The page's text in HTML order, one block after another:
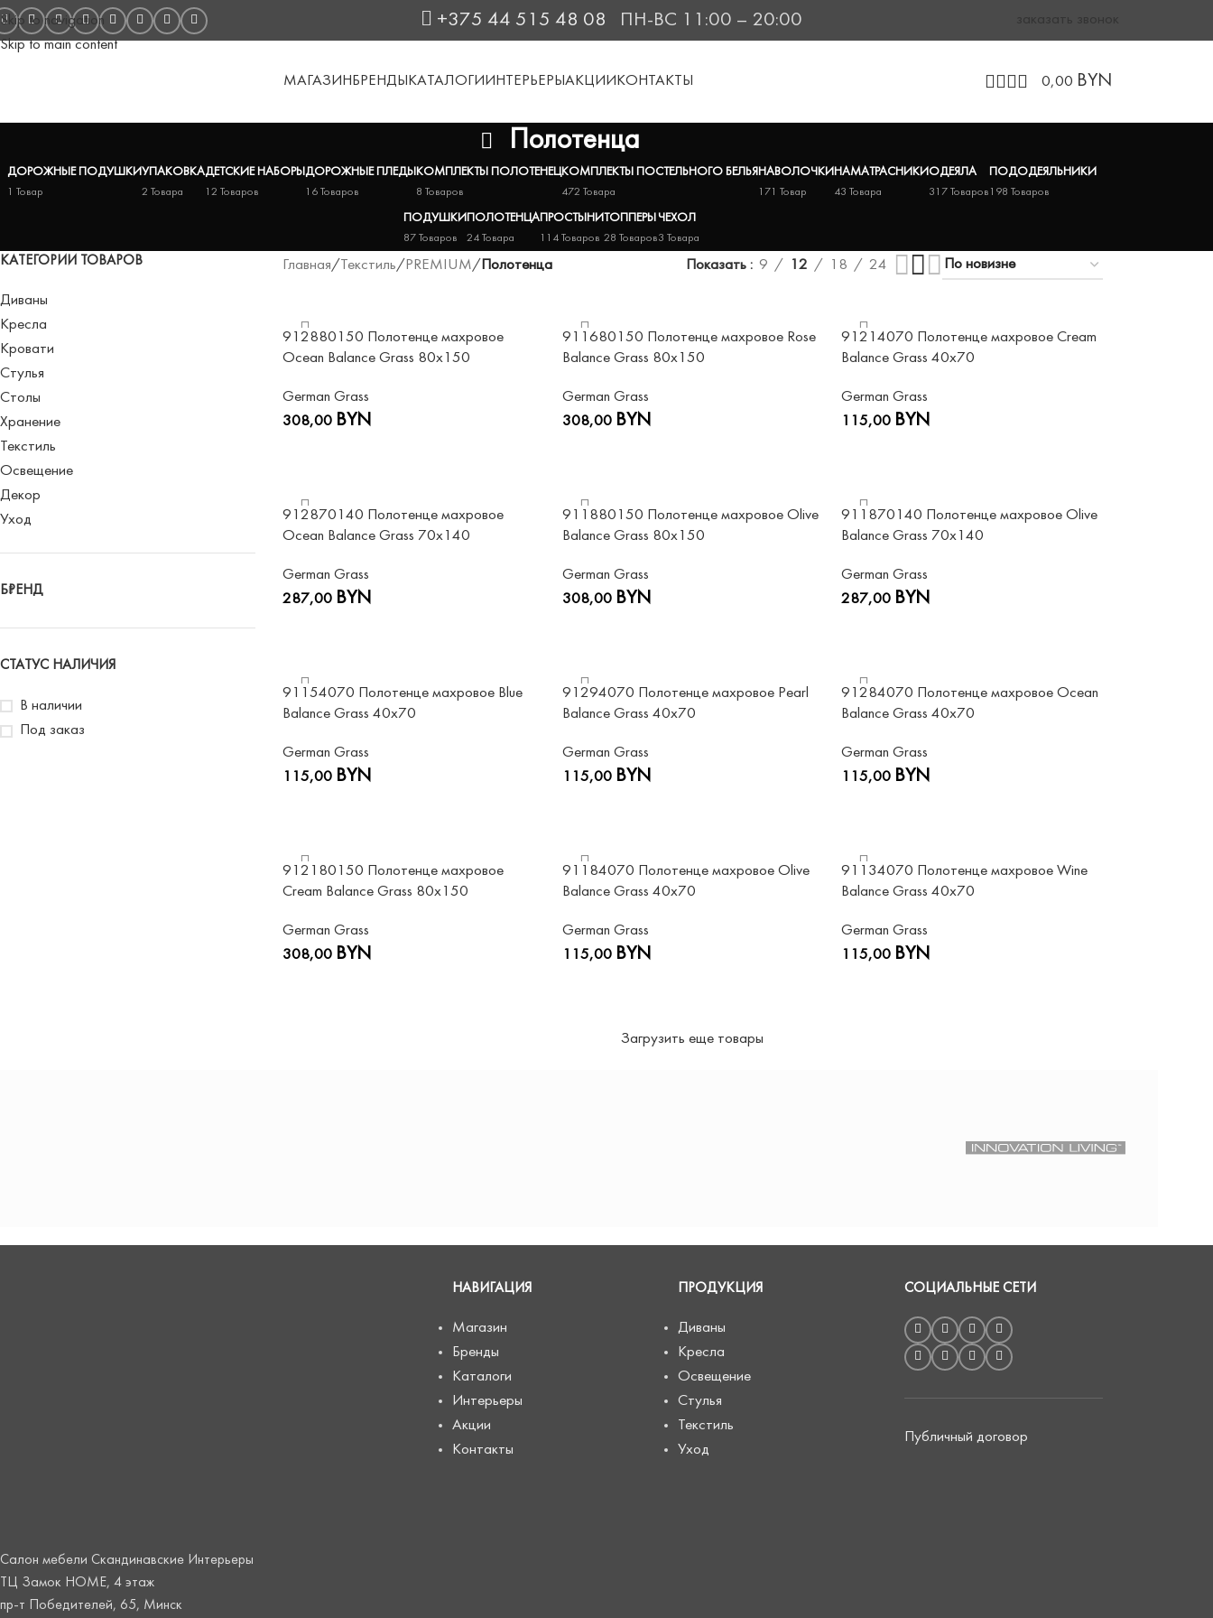
Skip to navigation
Skip to main content
+375 44 515 48 08 ПН-ВС 11:00 – 20:00 заказать звонок
МАГАЗИН БРЕНДЫ КАТАЛОГИИНТЕРЬЕРЫ АКЦИИ КОНТАКТЫ 0,00 BYN
Полотенца
ДОРОЖНЫЕ ПОДУШКИ
1 Товар
УПАКОВКА
2 Товара
ДЕТСКИЕ НАБОРЫ
12 Товаров
ДОРОЖНЫЕ ПЛЕДЫ
16 Товаров
КОМПЛЕКТЫ ПОЛОТЕНЕЦ
8 Товаров
КОМПЛЕКТЫ ПОСТЕЛЬНОГО БЕЛЬЯ
472 Товара
НАВОЛОЧКИ
171 Товар
НАМАТРАСНИКИ
43 Товара
ОДЕЯЛА
317 Товаров
ПОДОДЕЯЛЬНИКИ
198 Товаров
ПОДУШКИ
87 Товаров
ПОЛОТЕНЦА
24 Товара
ПРОСТЫНИ
114 Товаров
ТОППЕРЫ
28 Товаров
ЧЕХОЛ
3 Товара
КАТЕГОРИИ ТОВАРОВ
Диваны
Кресла
Кровати
Стулья
Столы
Хранение
Текстиль
Освещение
Декор
Уход
БРЕНД
СТАТУС НАЛИЧИЯ
В наличии
Под заказ
Главная/Текстиль/ PREMIUM/ Полотенца Показать 9 12 18 24
912880150 Полотенце махровое
Ocean Balance Grass 80х150
German Grass
308,00 BYN
911680150 Полотенце махровое Rose
Balance Grass 80х150
German Grass
308,00 BYN
91214070 Полотенце махровое Cream
Balance Grass 40х70
German Grass
115,00 BYN
912870140 Полотенце махровое
Ocean Balance Grass 70х140
German Grass
287,00 BYN
911880150 Полотенце махровое Olive
Balance Grass 80х150
German Grass
308,00 BYN
911870140 Полотенце махровое Olive
Balance Grass 70х140
German Grass
287,00 BYN
91154070 Полотенце махровое Blue
Balance Grass 40х70
German Grass
115,00 BYN
91294070 Полотенце махровое Pearl
Balance Grass 40х70
German Grass
115,00 BYN
91284070 Полотенце махровое Ocean
Balance Grass 40х70
German Grass
115,00 BYN
912180150 Полотенце махровое
Cream Balance Grass 80х150
German Grass
308,00 BYN
91184070 Полотенце махровое Olive
Balance Grass 40х70
German Grass
115,00 BYN
91134070 Полотенце махровое Wine
Balance Grass 40х70
German Grass
115,00 BYN
Загрузить еще товары
Салон мебели Скандинавские Интерьеры
ТЦ Замок HOME, 4 этаж
пр-т Победителей, 65, Минск
НАВИГАЦИЯ
Магазин
Бренды
Каталоги
Интерьеры
Акции
Контакты
ПРОДУКЦИЯ
Диваны
Кресла
Освещение
Стулья
Текстиль
Уход
СОЦИАЛЬНЫЕ СЕТИ
Публичный договор